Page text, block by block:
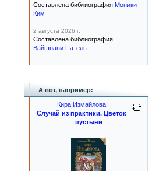
Составлена библиография Моники
Ким
2 августа 2026 г.
Составлена библиография
Вайшнави Патель
А вот, например:
Кира Измайлова
Случай из практики. Цветок
пустыни